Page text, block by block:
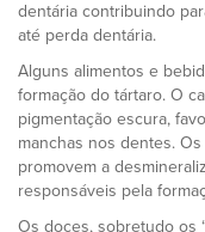
dentária contribuindo
até perda dentária.
Alguns alimentos e
formação do tártaro. O
pigmentação escura,
manchas nos dentes.
promovem a
responsáveis pela
Os doces, sobretudo os